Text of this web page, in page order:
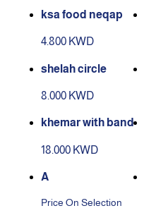
ksa food neqap
4.800 KWD
shelah circle
8.000 KWD
khemar with band
18.000 KWD
A
Price On Selection